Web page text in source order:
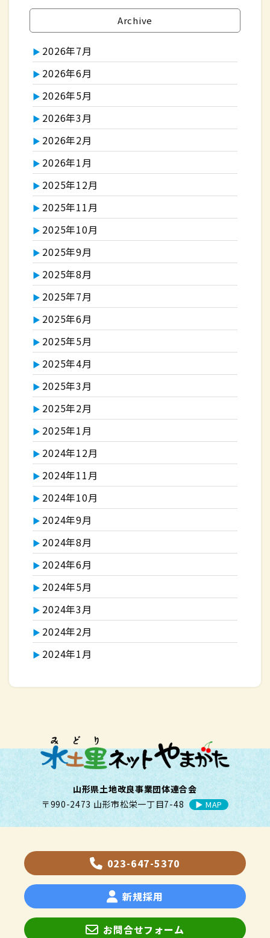
Archive
2026年7月
2026年6月
2026年5月
2026年3月
2026年2月
2026年1月
2025年12月
2025年11月
2025年10月
2025年9月
2025年8月
2025年7月
2025年6月
2025年5月
2025年4月
2025年3月
2025年2月
2025年1月
2024年12月
2024年11月
2024年10月
2024年9月
2024年8月
2024年6月
2024年5月
2024年3月
2024年2月
2024年1月
山形県土地改良事業団体連合会
〒990-2473 山形市松栄一丁目7-48
▶︎ MAP
023-647-5370
新規採用
お問合せフォーム